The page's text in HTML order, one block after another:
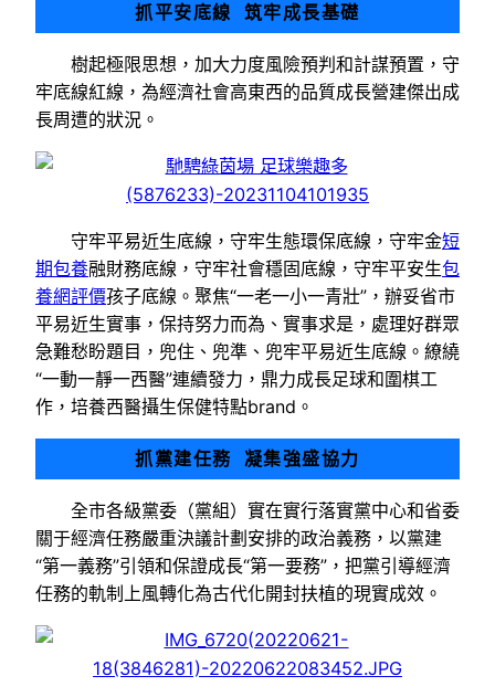
抓平安底線 筑牢成長基礎
樹起極限思想，加大力度風險預判和計謀預置，守
牢底線紅線，為經濟社會高東西的品質成長營建傑出成
長周遭的狀況。
守牢平易近生底線，守牢生態環保底線，守牢金短
期包養融財務底線，守牢社會穩固底線，守牢平安生包
養網評價孩子底線。聚焦“一老一小一青壯”，辦妥省市
平易近生實事，保持努力而為、實事求是，處理好群眾
急難愁盼題目，兜住、兜準、兜牢平易近生底線。繚繞
“一動一靜一西醫”連續發力，鼎力成長足球和圍棋工
作，培養西醫攝生保健特點brand。
抓黨建任務 凝集強盛協力
全市各級黨委（黨組）實在實行落實黨中心和省委
關于經濟任務嚴重決議計劃安排的政治義務，以黨建
“第一義務”引領和保證成長“第一要務”，把黨引導經濟
任務的軌制上風轉化為古代化開封扶植的現實成效。